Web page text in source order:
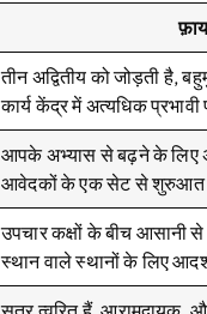
तीन अद्वितीय को जोड़ती है,
कार्य केंद्र में अत्यधिक प्रभावी
आपके अभ्यास से बढ़ने के लिए
आवेदकों के एक सेट से शुरुआत
उपचार कक्षों के बीच आसानी
स्थान वाले स्थानों के लिए